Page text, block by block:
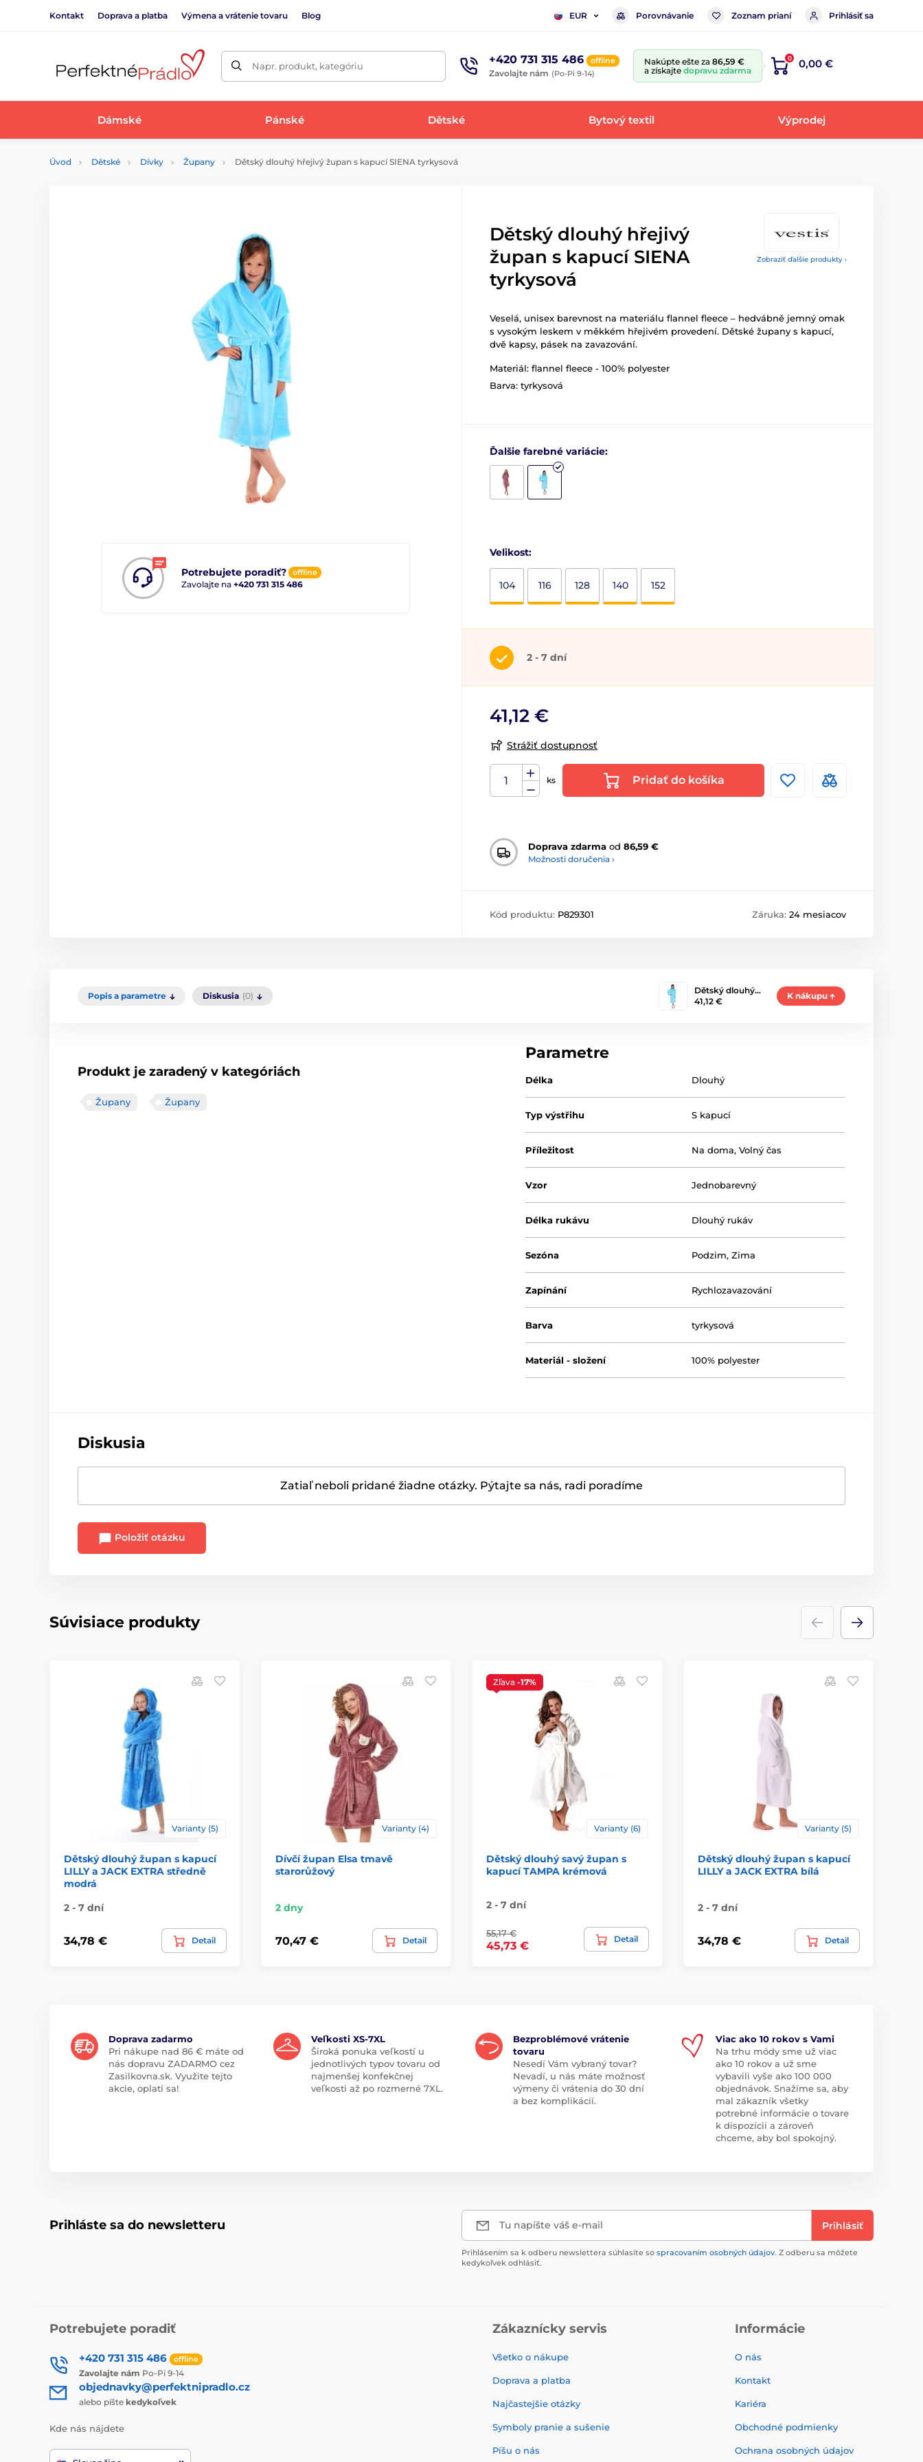
Kontakt Doprava a platba Výmena a vrátenie tovaru Blog EUR Porovnávanie Zoznam prianí Prihlásiť sa
Napr. produkt, kategóriu +420 731 315 486 offline
Zavolajte nám (Po-Pi 9-14)
Nakúpte ešte za 86,59 €
a získajte dopravu zdarma
0 0,00 €
Dámské Pánské Dětské Bytový textil Výprodej
Úvod Dětské Dívky Župany Dětský dlouhý hřejivý župan s kapucí SIENA tyrkysová
Zobraziť ďalšie produkty ›
Potrebujete poradiť? offline
Zavolajte na +420 731 315 486
Dětský dlouhý hřejivý
župan s kapucí SIENA
tyrkysová
Veselá, unisex barevnost na materiálu flannel fleece – hedvábně jemný omak
s vysokým leskem v měkkém hřejivém provedení. Dětské župany s kapucí,
dvě kapsy, pásek na zavazování.
Materiál: flannel fleece - 100% polyester
Barva: tyrkysová
Ďalšie farebné variácie:
Velikost:
104 116 128 140 152
2 - 7 dní
41,12 €
Strážiť dostupnosť
ks Pridať do košíka
Doprava zdarma od 86,59 €
Možnosti doručenia ›
Kód produktu: P829301 Záruka: 24 mesiacov
Popis a parametre Diskusia (0)
Dětský dlouhý…
41,12 €
K nákupu
Produkt je zaradený v kategóriách
Župany Župany
Parametre
Délka Dlouhý
Typ výstřihu S kapucí
Příležitost Na doma,Volný čas
Vzor Jednobarevný
Délka rukávu Dlouhý rukáv
Sezóna Podzim,Zima
Zapínání Rychlozavazování
Barva tyrkysová
Materiál - složení 100% polyester
Diskusia
Zatiaľ neboli pridané žiadne otázky. Pýtajte sa nás, radi poradíme
Položiť otázku
Súvisiace produkty
Varianty (5)
Dětský dlouhý župan s kapucí
LILLY a JACK EXTRA středně
modrá
2 - 7 dní
34,78 € Detail
Varianty (4)
Dívčí župan Elsa tmavě
starorůžový
2 dny
70,47 € Detail
Zľava -17%
Varianty (6)
Dětský dlouhý savý župan s
kapucí TAMPA krémová
2 - 7 dní
55,17 €
45,73 €
Detail
Varianty (5)
Dětský dlouhý župan s kapucí
LILLY a JACK EXTRA bílá
2 - 7 dní
34,78 € Detail
Doprava zadarmo
Pri nákupe nad 86 € máte od
nás dopravu ZADARMO cez
Zasilkovna.sk. Využite tejto
akcie, oplatí sa!
Veľkosti XS-7XL
Široká ponuka veľkostí u
jednotlivých typov tovaru od
najmenšej konfekčnej
veľkosti až po rozmerné 7XL.
Bezproblémové vrátenie
tovaru
Nesedí Vám vybraný tovar?
Nevadí, u nás máte možnosť
výmeny či vrátenia do 30 dní
a bez komplikácií.
Viac ako 10 rokov s Vami
Na trhu módy sme už viac
ako 10 rokov a už sme
vybavili vyše ako 100 000
objednávok. Snažíme sa, aby
mal zákazník všetky
potrebné informácie o tovare
k dispozícii a zároveň
chceme, aby bol spokojný.
Prihláste sa do newsletteru Tu napíšte váš e-mail Prihlásiť
Prihlásením sa k odberu newslettera súhlasíte so spracovaním osobných údajov. Z odberu sa môžete
kedykoľvek odhlásiť.
Potrebujete poradiť
+420 731 315 486 offline
Zavolajte nám Po-Pi 9-14
objednavky@perfektnipradlo.cz
alebo píšte kedykoľvek
Kde nás nájdete
Zákaznícky servis
Všetko o nákupe
Doprava a platba
Najčastejšie otázky
Symboly pranie a sušenie
Píšu o nás
Informácie
O nás
Kontakt
Kariéra
Obchodné podmienky
Ochrana osobných údajov